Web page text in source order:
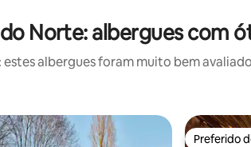
Norte: albergues com
albergues foram muito bem
Preferido